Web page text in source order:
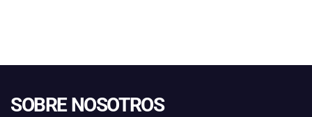
SOBRE NOSOTROS